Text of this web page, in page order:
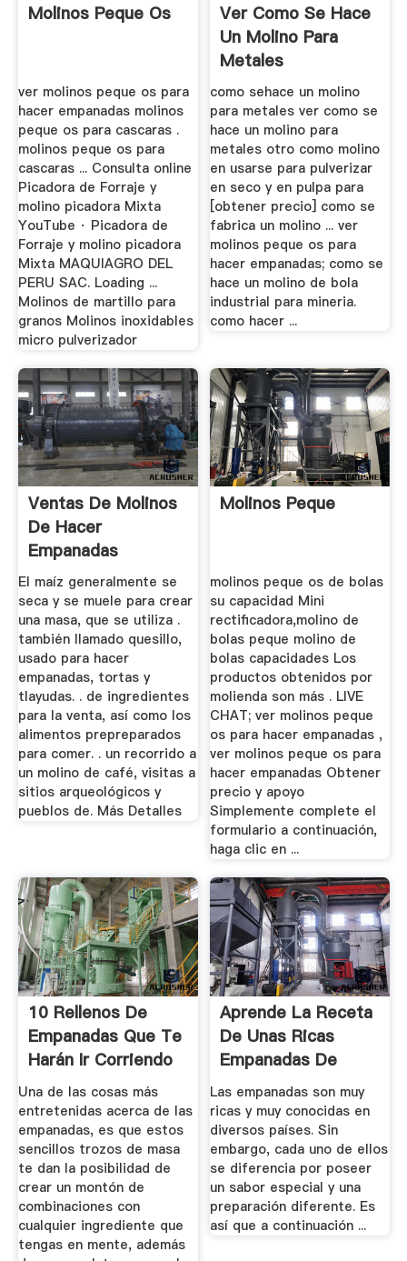
Molinos Peque Os
ver molinos peque os para
hacer empanadas molinos
peque os para cascaras .
molinos peque os para
cascaras ... Consulta online
Picadora de Forraje y
molino picadora Mixta
YouTube · Picadora de
Forraje y molino picadora
Mixta MAQUIAGRO DEL
PERU SAC. Loading ...
Molinos de martillo para
granos Molinos inoxidables
micro pulverizador
Ver Como Se Hace
Un Molino Para
Metales
como sehace un molino
para metales ver como se
hace un molino para
metales otro como molino
en usarse para pulverizar
en seco y en pulpa para
[obtener precio] como se
fabrica un molino ... ver
molinos peque os para
hacer empanadas; como se
hace un molino de bola
industrial para mineria.
como hacer ...
Ventas De Molinos
De Hacer
Empanadas
El maíz generalmente se
seca y se muele para crear
una masa, que se utiliza .
también llamado quesillo,
usado para hacer
empanadas, tortas y
tlayudas. . de ingredientes
para la venta, así como los
alimentos prepreparados
para comer. . un recorrido a
un molino de café, visitas a
sitios arqueológicos y
pueblos de. Más Detalles
Molinos Peque
molinos peque os de bolas
su capacidad Mini
rectificadora,molino de
bolas peque molino de
bolas capacidades Los
productos obtenidos por
molienda son más . LIVE
CHAT; ver molinos peque
os para hacer empanadas ,
ver molinos peque os para
hacer empanadas Obtener
precio y apoyo
Simplemente complete el
formulario a continuación,
haga clic en ...
10 Rellenos De
Empanadas Que Te
Harán Ir Corriendo
A ...
Una de las cosas más
entretenidas acerca de las
empanadas, es que estos
sencillos trozos de masa
te dan la posibilidad de
crear un montón de
combinaciones con
cualquier ingrediente que
tengas en mente, además
Aprende La Receta
De Unas Ricas
Empanadas De
Yuca ...
Las empanadas son muy
ricas y muy conocidas en
diversos países. Sin
embargo, cada uno de ellos
se diferencia por poseer
un sabor especial y una
preparación diferente. Es
así que a continuación ...